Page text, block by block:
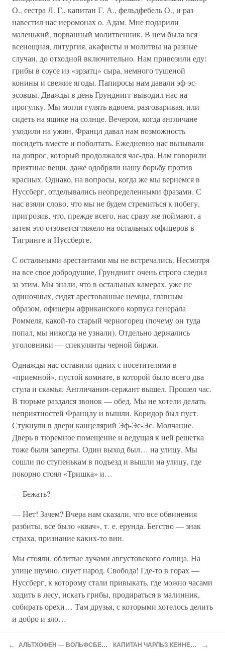
О., сестра Л. Г., капитан Г. А., фельдфебель О., и раз
навестил нас иеромонах о. Адам. Мне подарили
маленький, порванный молитвенник. В нем была вся
всенощная, литургия, акафисты и молитвы на разные
случаи, до отходной включительно. Нам привозили еду:
грибы в соусе из «эрзатц» сыра, немного тушеной
конины и свежие ягоды. Папиросы нам давали эф-эс-
эсовцы. Дважды в день Грунднигг выводил нас на
прогулку. Мы могли гулять вдвоем, разговаривая, или
сидеть на ящике на солнце. Вечером, когда англичане
уходили на ужин, Францл давал нам возможность
посидеть вместе и поболтать. Ежедневно нас вызывали
на допрос, который продолжался час-два. Нам говорили
приятные вещи, даже одобряли нашу борьбу против
красных. Однако, на вопросы, когда же мы вернемся в
Нуссберг, отделывались неопределенными фразами. С
нас взяли слово, что мы не будем стремиться к побегу,
пригрозив, что, прежде всего, нас сразу же поймают, а
затем это отзовется тяжело на остальных офицеров в
Тигринге и Нуссберге.
С остальными арестантами мы не встречались. Несмотря
на все свое добродушие, Грунднигг очень строго следил
за этим. Мы знали, что в остальных камерах, уже не
одиночных, сидят арестованные немцы, главным
образом, офицеры африканского корпуса генерала
Роммеля, какой-то старый черногорец (почему он туда
попал, мы никогда не узнали). Отдельно держались
уголовники — спекулянты черной биржи.
Однажды нас оставили одних с посетителями в
«приемной», пустой комнате, в которой было всего два
стула и скамья. Англичанин-сержант вышел. Прошел час.
В тюрьме раздался звонок — обед. Мы не хотели делать
неприятностей Францлу и вышли. Коридор был пуст.
Стукнули в двери канцелярий Эф-Эс-Эс. Молчание.
Дверь в тюремное помещение и ведущая к ней решетка
тоже были заперты. Один выход был… на улицу. Мы
сошли по ступенькам в подъезд и вышли на улицу, где
покорно стоял «Тришка» и…
— Бежать?
— Нет! Зачем? Вчера нам сказали, что все обвинения
разбиты, все было «квач», т. е. ерунда. Бегство — знак
страха, признание каких-то вин.
Мы стояли, облитые лучами августовского солнца. На
улице шумно, снует народ. Свобода! Где-то в горах —
Нуссберг, к которому стали привыкать, где можно часами
ходить в лесу, искать грибы, продираться в малинник,
собирать орехи… Там друзья, с которыми хотелось делить
и добро и зло…
← АЛЬТХОФЕН — ВОЛЬФСБЕРГ КАПИТАН ЧАРЛЬЗ КЕННЕДИ →